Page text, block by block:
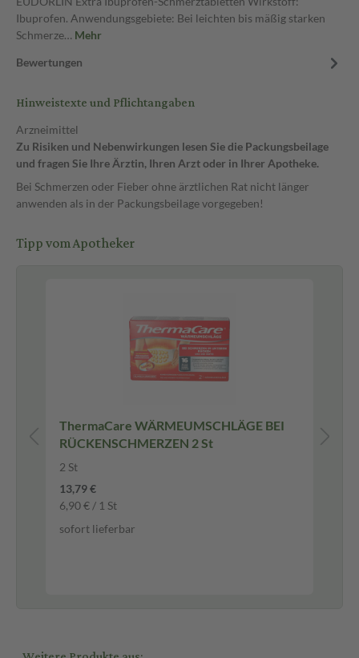
Ibuprofen. Anwendungsgebiete: Bei leichten bis mäßig starken
Schmerze… Mehr
Bewertungen
Hinweistexte und Pflichtangaben
Arzneimittel
Zu Risiken und Nebenwirkungen lesen Sie die Packungsbeilage
und fragen Sie Ihre Ärztin, Ihren Arzt oder in Ihrer Apotheke.
Bei Schmerzen oder Fieber ohne ärztlichen Rat nicht länger
anwenden als in der Packungsbeilage vorgegeben!
Tipp vom Apotheker
ThermaCare WÄRMEUMSCHLÄGE BEI
RÜCKENSCHMERZEN 2 St
2 St
13,79 €
6,90 € / 1 St
sofort lieferbar